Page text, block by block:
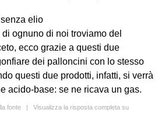
elio
ognuno di noi troviamo del
ecco grazie a questi due
dei palloncini con lo stesso
questi due prodotti, infatti, si verrà
acido-base: se ne ricava un gas.
fonte | Visualizza la risposta completa su